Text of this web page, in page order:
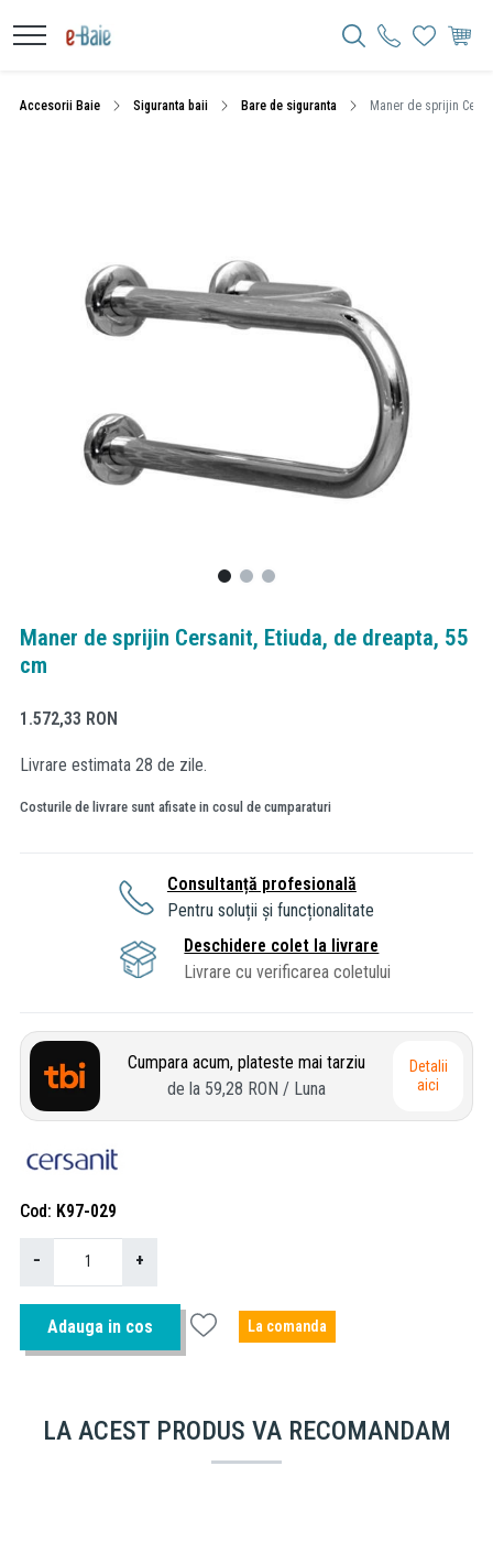
Accesorii Baie Siguranta baii Bare de siguranta Maner de sprijin
Maner de sprijin Cersanit, Etiuda, de dreapta, 55
cm
1.572,33 RON
Livrare estimata 28 de zile.
Costurile de livrare sunt afisate in cosul de cumparaturi
Consultanță profesională
Pentru soluții și funcționalitate
Deschidere colet la livrare
Livrare cu verificarea coletului
Cumpara acum, plateste mai tarziu
de la 59,28 RON / Luna
Detalii
aici
Cod K97-029
− +
Adauga in cos La comanda
LA ACEST PRODUS VA RECOMANDAM